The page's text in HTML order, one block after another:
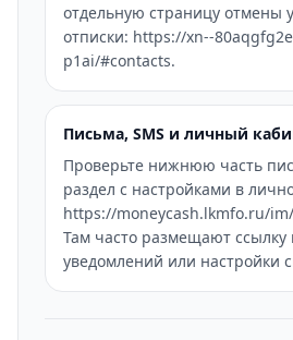
отдельную страницу отмены
отписки: https://xn--
p1ai/#contacts.
Письма, SMS и личный
Проверьте нижнюю часть
раздел с настройками в
https://moneycash.lkmfo.ru/
Там часто размещают ссылку
уведомлений или настройки